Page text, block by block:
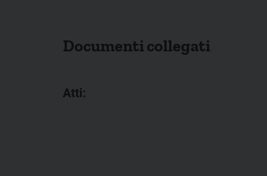
Documenti collegati
Atti: